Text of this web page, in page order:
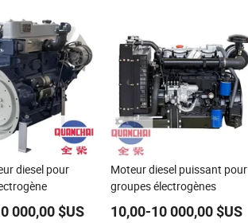
diesel pour
000,00$US
Moteur diesel puissant pour
groupes électrogènes
10,00-10 000,00 $US